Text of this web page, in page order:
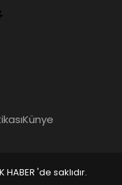
Künye
'de saklıdır.